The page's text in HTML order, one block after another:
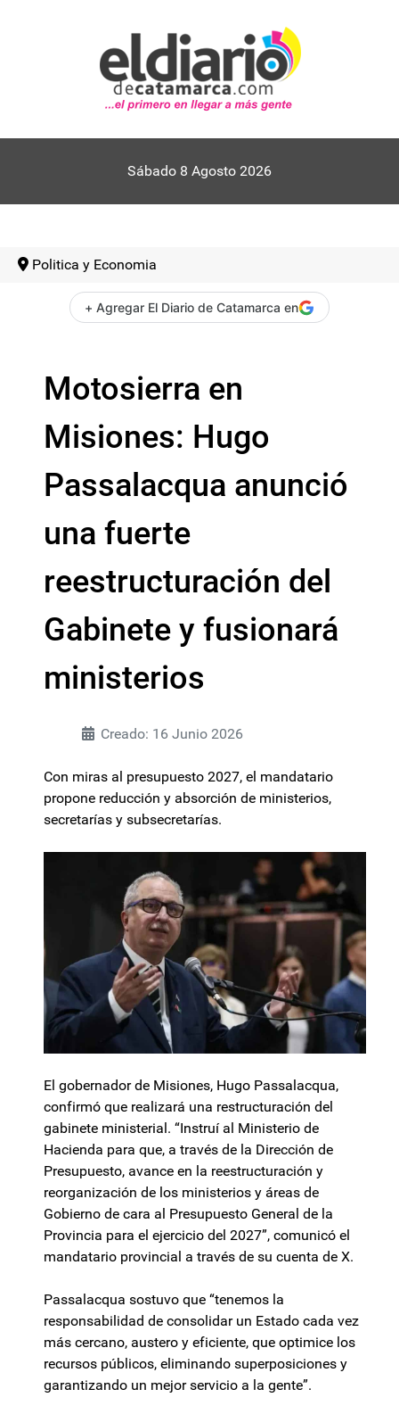
Sábado 8 Agosto 2026
Politica y Economia
+ Agregar El Diario de Catamarca en
Motosierra en
Misiones: Hugo
Passalacqua anunció
una fuerte
reestructuración del
Gabinete y fusionará
ministerios
Creado: 16 Junio 2026
Con miras al presupuesto 2027, el mandatario
propone reducción y absorción de ministerios,
secretarías y subsecretarías.
El gobernador de Misiones, Hugo Passalacqua,
confirmó que realizará una restructuración del
gabinete ministerial. “Instruí al Ministerio de
Hacienda para que, a través de la Dirección de
Presupuesto, avance en la reestructuración y
reorganización de los ministerios y áreas de
Gobierno de cara al Presupuesto General de la
Provincia para el ejercicio del 2027”, comunicó el
mandatario provincial a través de su cuenta de X.
Passalacqua sostuvo que “tenemos la
responsabilidad de consolidar un Estado cada vez
más cercano, austero y eficiente, que optimice los
recursos públicos, eliminando superposiciones y
garantizando un mejor servicio a la gente”.